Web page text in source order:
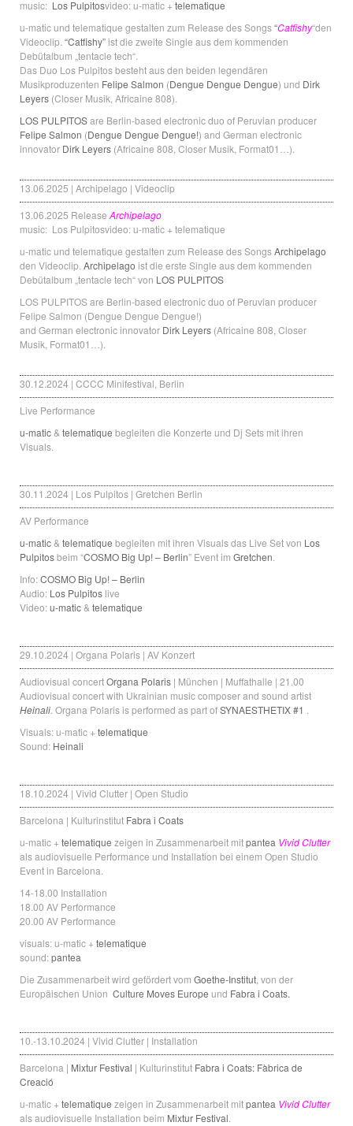
music: Los Pulpitosvideo: u-matic + telematique
u-matic und telematique gestalten zum Release des Songs“Catfishy“den
Videoclip. “Catfishy”ist die zweite Single aus dem kommenden
Debütalbum „tentacle tech“.
Das Duo Los Pulpitos besteht aus den beiden legendären
Musikproduzenten Felipe Salmon (Dengue Dengue Dengue) und Dirk
Leyers (Closer Musik, Africaine 808).
LOS PULPITOSare Berlin-based electronic duo of Peruvian producer
Felipe Salmon (Dengue Dengue Dengue!) and German electronic
innovator Dirk Leyers (Africaine 808, Closer Musik, Format01…).
13.06.2025 | Archipelago | Videoclip
13.06.2025 Release Archipelago
music: Los Pulpitosvideo: u-matic + telematique
u-matic und telematique gestalten zum Release des SongsArchipelago
den Videoclip. Archipelago ist die erste Single aus dem kommenden
Debütalbum „tentacle tech“ von LOS PULPITOS
LOS PULPITOS are Berlin-based electronic duo of Peruvian producer
Felipe Salmon (Dengue Dengue Dengue!)
and German electronic innovator Dirk Leyers (Africaine 808, Closer
Musik, Format01…).
30.12.2024 | CCCC Minifestival, Berlin
Live Performance
u-matic& telematique begleiten die Konzerte und Dj Sets mit ihren
Visuals.
30.11.2024 | Los Pulpitos | Gretchen Berlin
AV Performance
u-matic& telematique begleiten mit ihren Visuals das Live Set von Los
Pulpitosbeim “COSMO Big Up! – Berlin” Event im Gretchen
Info:COSMO Big Up! – Berlin
Audio: Los Pulpitos live
Video:u-matic& telematique
29.10.2024 | Organa Polaris | AV Konzert
Audiovisual concertOrgana Polaris | München | Muffathalle | 21.00
Audiovisual concert with Ukrainian music composer and sound artist
Heinali Organa Polaris is performed as part ofSYNAESTHETIX #1
Visuals: u-matic + telematique
Sound: Heinali
18.10.2024 | Vivid Clutter | Open Studio
Barcelona | Kulturinstitut Fabra i Coats
u-matic + telematique zeigen in Zusammenarbeit mitpantea Vivid Clutter
als audiovisuelle Performance und Installation bei einem Open Studio
Event in Barcelona.
14-18.00 Installation
18.00 AV Performance
20.00 AV Performance
visuals: u-matic + telematique
sound:pantea
Die Zusammenarbeit wird gefördert vom Goethe-Institut , von der
Europäischen Union Culture Moves Europe und Fabra i Coats.
10.-13.10.2024 | Vivid Clutter | Installation
Barcelona | Mixtur Festival | Kulturinstitut Fabra i Coats: Fàbrica de
Creació
u-matic + telematique zeigen in Zusammenarbeit mitpantea Vivid Clutter
als audiovisuelle Installation beim Mixtur Festival